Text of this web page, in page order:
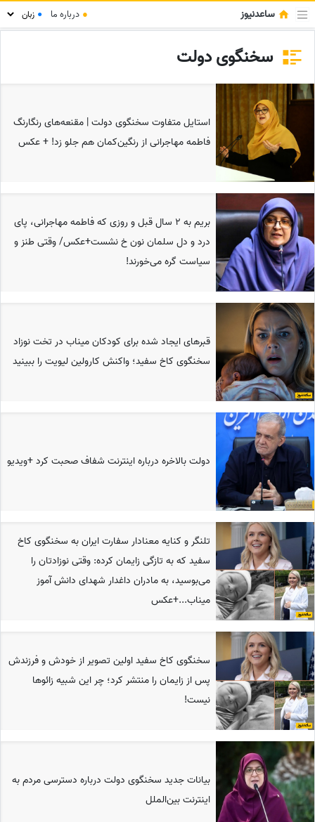
ساعدنیوز ● درباره ما ●
سخنگوی دولت
استایل متفاوت سخنگوی دولت | مقنعه‌های رنگارنگ
فاطمه مهاجرانی از رنگین‌کمان هم جلو زد! + عکس
بریم به 2 سال قبل و روزی که فاطمه مهاجرانی، پای
درد و دل سلمان نون خ نشست+عکس/ وقتی طنز و
سیاست گره می‌خورند!
قبرهای ایجاد شده برای کودکان میناب در تخت نوزاد
سخنگوی کاخ سفید؛ واکنش کارولین لیویت را ببینید
دولت بالاخره درباره اینترنت شفاف صحبت کرد +ویدیو
تلنگر و کنایه معنادار سفارت ایران به سخنگوی کاخ
سفید که به تازگی زایمان کرده: وقتی نوزادتان را
می‌بوسید، به مادران داغدار شهدای دانش آموز
میناب...+عکس
سخنگوی کاخ سفید اولین تصویر از خودش و فرزندش
پس از زایمان را منتشر کرد؛ چر این شبیه زائوها
نیست!
بیانات جدید سخنگوی دولت درباره دسترسی مردم به
اینترنت بین‌الملل